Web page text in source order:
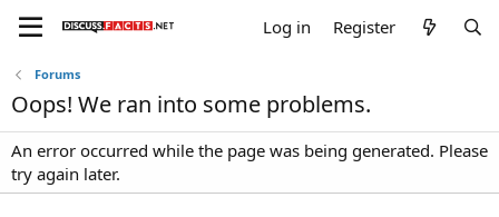
Log in Register
Forums
Oops! We ran into some problems.
An error occurred while the page was being generated. Please
try again later.